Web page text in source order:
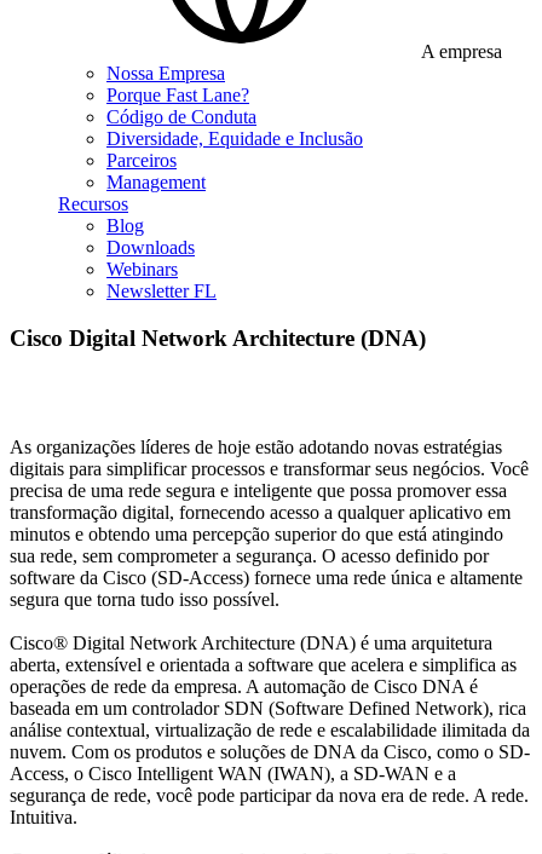
A empresa
Nossa Empresa
Porque Fast Lane?
Código de Conduta
Diversidade, Equidade e Inclusão
Parceiros
Management
Recursos
Blog
Downloads
Webinars
Newsletter FL
Cisco Digital Network Architecture (DNA)
As organizações líderes de hoje estão adotando novas estratégias
digitais para simplificar processos e transformar seus negócios. Você
precisa de uma rede segura e inteligente que possa promover essa
transformação digital, fornecendo acesso a qualquer aplicativo em
minutos e obtendo uma percepção superior do que está atingindo
sua rede, sem comprometer a segurança. O acesso definido por
software da Cisco (SD-Access) fornece uma rede única e altamente
segura que torna tudo isso possível.
Cisco® Digital Network Architecture (DNA) é uma arquitetura
aberta, extensível e orientada a software que acelera e simplifica as
operações de rede da empresa. A automação de Cisco DNA é
baseada em um controlador SDN (Software Defined Network), rica
análise contextual, virtualização de rede e escalabilidade ilimitada da
nuvem. Com os produtos e soluções de DNA da Cisco, como o SD-
Access, o Cisco Intelligent WAN (IWAN), a SD-WAN e a
segurança de rede, você pode participar da nova era de rede. A rede.
Intuitiva.